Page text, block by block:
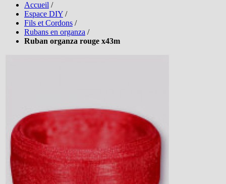
Accueil /
Espace DIY /
Fils et Cordons /
Rubans en organza /
Ruban organza rouge x43m